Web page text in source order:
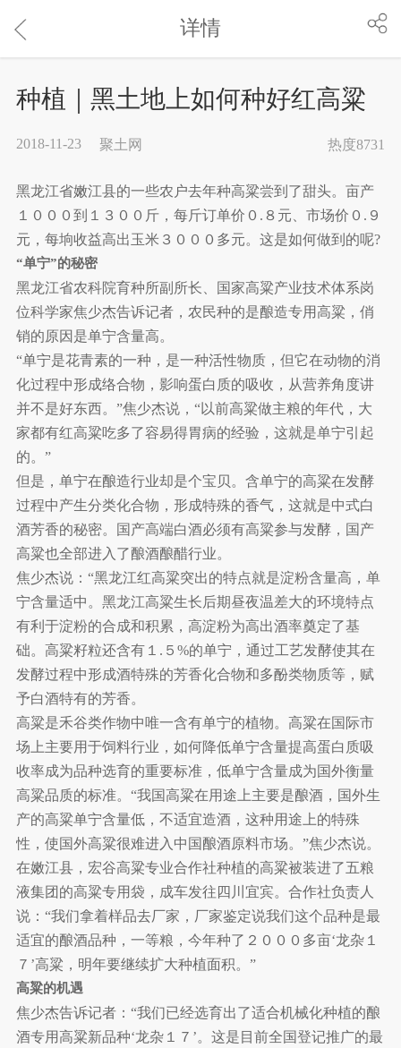
详情
种植｜黑土地上如何种好红高粱
2018-11-23 聚土网 热度8731
黑龙江省嫩江县的一些农户去年种高粱尝到了甜头。亩产
１０００到１３００斤，每斤订单价０.８元、市场价０.９
元，每垧收益高出玉米３０００多元。这是如何做到的呢?
“单宁”的秘密
黑龙江省农科院育种所副所长、国家高粱产业技术体系岗
位科学家焦少杰告诉记者，农民种的是酿造专用高粱，俏
销的原因是单宁含量高。
“单宁是花青素的一种，是一种活性物质，但它在动物的消
化过程中形成络合物，影响蛋白质的吸收，从营养角度讲
并不是好东西。”焦少杰说，“以前高粱做主粮的年代，大
家都有红高粱吃多了容易得胃病的经验，这就是单宁引起
的。”
但是，单宁在酿造行业却是个宝贝。含单宁的高粱在发酵
过程中产生分类化合物，形成特殊的香气，这就是中式白
酒芳香的秘密。国产高端白酒必须有高粱参与发酵，国产
高粱也全部进入了酿酒酿醋行业。
焦少杰说：“黑龙江红高粱突出的特点就是淀粉含量高，单
宁含量适中。黑龙江高粱生长后期昼夜温差大的环境特点
有利于淀粉的合成和积累，高淀粉为高出酒率奠定了基
础。高粱籽粒还含有１.５%的单宁，通过工艺发酵使其在
发酵过程中形成酒特殊的芳香化合物和多酚类物质等，赋
予白酒特有的芳香。
高粱是禾谷类作物中唯一含有单宁的植物。高粱在国际市
场上主要用于饲料行业，如何降低单宁含量提高蛋白质吸
收率成为品种选育的重要标准，低单宁含量成为国外衡量
高粱品质的标准。“我国高粱在用途上主要是酿酒，国外生
产的高粱单宁含量低，不适宜造酒，这种用途上的特殊
性，使国外高粱很难进入中国酿酒原料市场。”焦少杰说。
在嫩江县，宏谷高粱专业合作社种植的高粱被装进了五粮
液集团的高粱专用袋，成车发往四川宜宾。合作社负责人
说：“我们拿着样品去厂家，厂家鉴定说我们这个品种是最
适宜的酿酒品种，一等粮，今年种了２０００多亩‘龙杂１
７’高粱，明年要继续扩大种植面积。”
高粱的机遇
焦少杰告诉记者：“我们已经选育出了适合机械化种植的酿
酒专用高粱新品种‘龙杂１７’。这是目前全国登记推广的最